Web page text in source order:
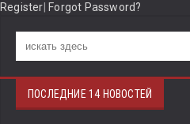
Register Forgot Password?
ПОСЛЕДНИЕ 14 НОВОСТЕЙ